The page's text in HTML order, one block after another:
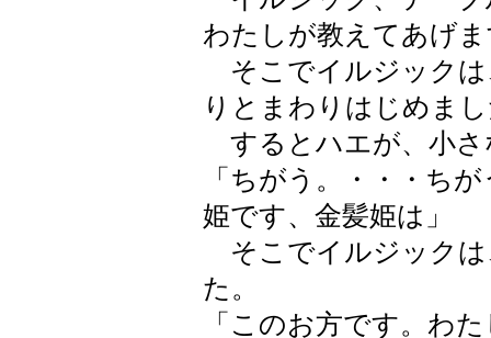
わたしが教えてあげ
そこでイルジックは
りとまわりはじめま
するとハエが、小さ
「ちがう。・・・ち
姫です、金髪姫は」
そこでイルジックは
た。
「このお方です。わ